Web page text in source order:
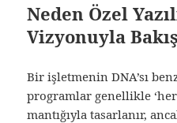
Neden Özel
Vizyonuyla Bakış
Bir işletmenin DNA’sı
programlar genellikle
mantığıyla tasarlanır,